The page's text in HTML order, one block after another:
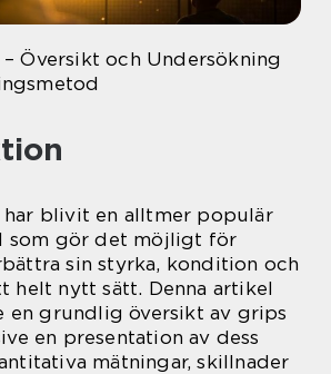
Översikt och Undersökning
har blivit en alltmer populär
som gör det möjligt för
sin styrka, kondition och
helt nytt sätt. Denna artikel
en grundlig översikt av grips
en presentation av dess
mätningar, skillnader